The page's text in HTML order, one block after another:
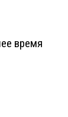
время